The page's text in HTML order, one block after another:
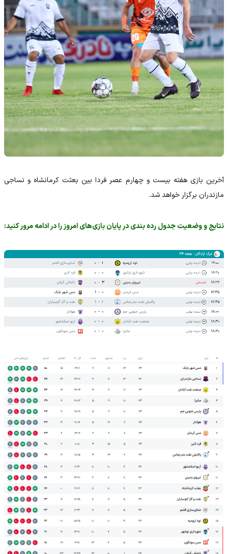
آخرین بازی هفته بیست و چهارم عصر فردا بین بعثت کرمانشاه و نساجی
مازندران برگزار خواهد شد.
نتایج و وضعیت جدول رده بندی در پایان بازی‌های امروز را در ادامه مرور کنید: